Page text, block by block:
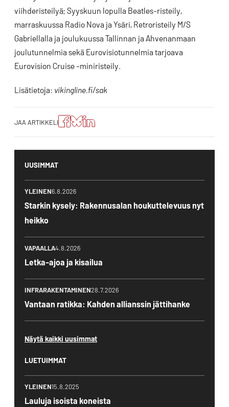
viihderisteilyä; Syyskuun lopulla Beatles-risteily,
marraskuussa Radio Nova ja Ysäri, Retroristeily M/S
Gabriellalla ja joulukuussa Tallinnan ja Ahvenanmaan
joulutunnelmia sekä Eurovisiotunnelmia tarjoava
Eurovision Cruise -miniristeily.
Lisätietoja: vikingline.fi/sak
JAA ARTIKKELI
Jaa
artikkeli
Facebookissa
Jaa
artikkeli
Blueskyssa
Jako:
Jaa
artikkeli
LinkedIn:ssä
UUSIMMAT
YLEINEN6.8.2026
Starkin kysely: Rakennusalan houkuttelevuus nyt
heikko
VAPAALLA4.8.2026
Letka-ajoa ja kisailua
INFRARAKENTAMINEN28.7.2026
Vantaan ratikka: Kahden allianssin jättihanke
Näytä kaikki uusimmat
LUETUIMMAT
YLEINEN15.8.2025
Lauluja isoista koneista